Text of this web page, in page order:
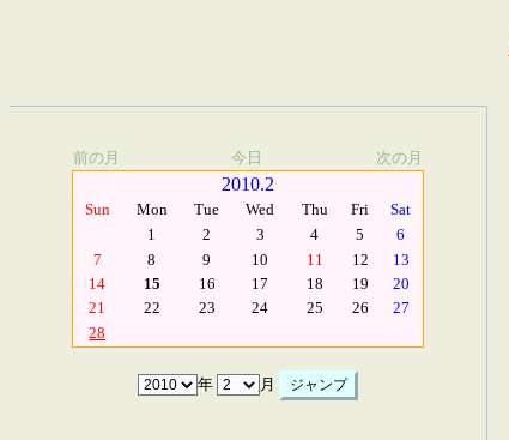
前の月 今日 次の月
2010.2
Sun Mon Tue Wed Thu Fri
Sat
1
2 3 4 5
6
7
8 9 10 11 12
13
14
15 16 17 18 19
20
21
22 23 24 25 26
27
28
年 月